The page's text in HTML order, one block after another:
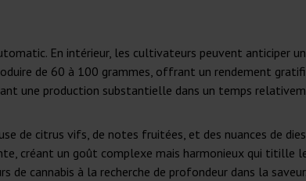
En intérieur, les cultivateurs peuvent anticiper
de 60 à 100 grammes, offrant un rendement
une production substantielle dans un temps
de citrus vifs, de notes fruitées, et des nuances de
créant un goût complexe mais harmonieux qui titille
cannabis à la recherche de profondeur dans la saveur.